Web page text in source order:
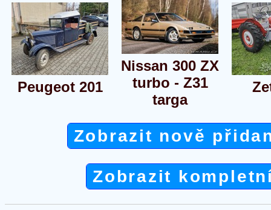
Peugeot 201
Nissan 300 ZX
turbo - Z31
targa
Zobrazit nově
Zobrazit